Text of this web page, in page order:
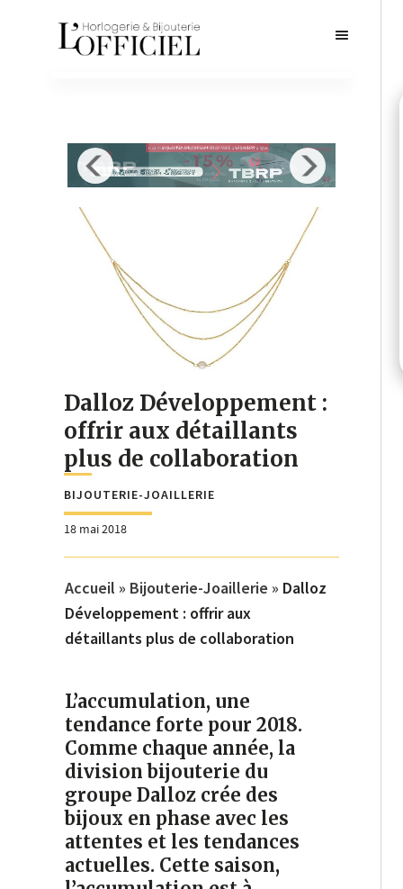
Dalloz Développement :
offrir aux détaillants
plus de collaboration
BIJOUTERIE-JOAILLERIE
18 mai 2018
Accueil » Bijouterie-Joaillerie » Dalloz
Développement : offrir aux
détaillants plus de collaboration
L’accumulation, une
tendance forte pour 2018.
Comme chaque année, la
division bijouterie du
groupe Dalloz crée des
bijoux en phase avec les
attentes et les tendances
actuelles. Cette saison,